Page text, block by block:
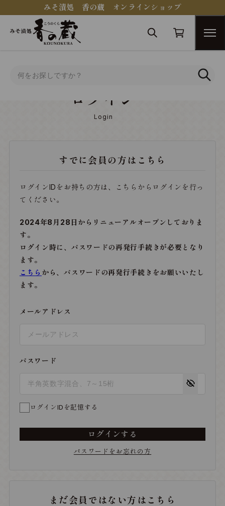
みそ漬処 香の蔵 オンラインショップ
ログイン
Login
すでに会員の方はこちら
ログインIDをお持ちの方は、こちらからログインを行っ
てください。
2024年8月28日からリニューアルオープンしておりま
す。
ログイン時に、パスワードの再発行手続きが必要となり
ます。
こちら から、パスワードの再発行手続きをお願いいたし
ます。
メールアドレス
パスワード
ログインIDを記憶する
ログインする
パスワードをお忘れの方
まだ会員ではない方はこちら